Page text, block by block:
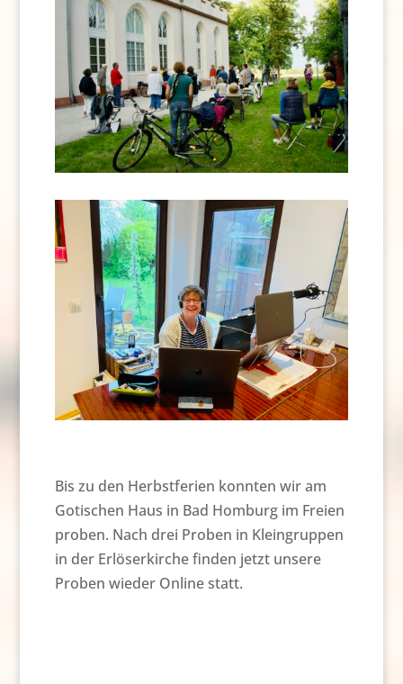
Bis zu den Herbstferien konnten wir am
Gotischen Haus in Bad Homburg im Freien
proben. Nach drei Proben in Kleingruppen
in der Erlöserkirche finden jetzt unsere
Proben wieder Online statt.